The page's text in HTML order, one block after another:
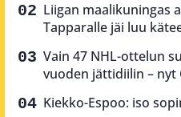
Liigan maalikuningas
Tapparalle jäi luu
Vain 47 NHL-ottelun
vuoden jättidiilin – nyt
Kiekko-Espoo: iso